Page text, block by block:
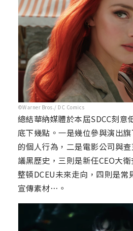
©Warner Bros./ DC Comics
總結華納媒體於本屆SDCC刻意
底下幾點。一是幾位參與演出
的個人行為，二是電影公司與
議黑歷史，三則是新任CEO大
整頓DCEU未來走向，四則是常
宣傳素材⋯。